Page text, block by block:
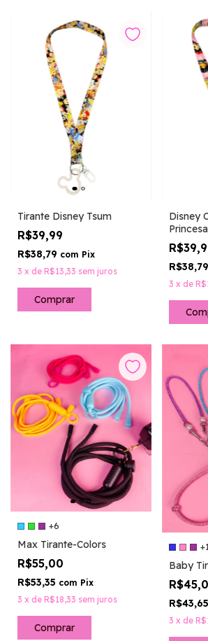
Tirante Disney Tsum
R$39,99
R$38,79 com Pix
3 x de R$13,33 sem juros
Disney
R$38,79
3 x de
+6
Max Tirante-Colors
R$55,00
R$53,35 com Pix
3 x de R$18,33 sem juros
Comprar
Baby
R$43,65
3 x de